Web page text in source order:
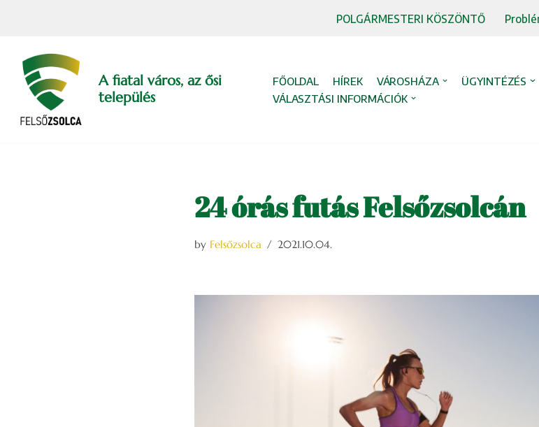
content
POLGÁRMESTERI KÖSZÖNTŐ
A fiatal város, az ősi
település
FŐOLDAL HÍREK VÁROSHÁZA ÜGYINTÉZÉS
VÁLASZTÁSI INFORMÁCIÓK
24 órás futás Felsőzsolcán
by Felsőzsolca 2021.10.04.